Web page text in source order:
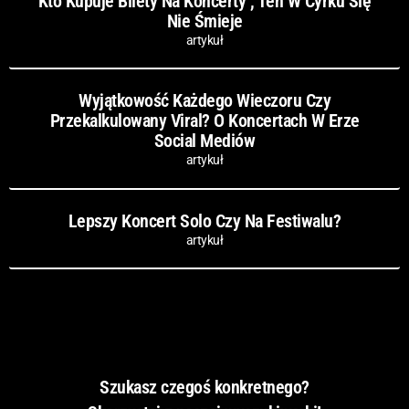
Nie Śmieje
artykuł
Wyjątkowość Każdego Wieczoru Czy
Przekalkulowany Viral? O Koncertach W Erze
Social Mediów
artykuł
Lepszy Koncert Solo Czy Na Festiwalu?
artykuł
Szukasz czegoś konkretnego?